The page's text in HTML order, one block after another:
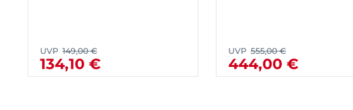
UVP 149,00 €
134,10 €
UVP 555,00 €
444,00 €